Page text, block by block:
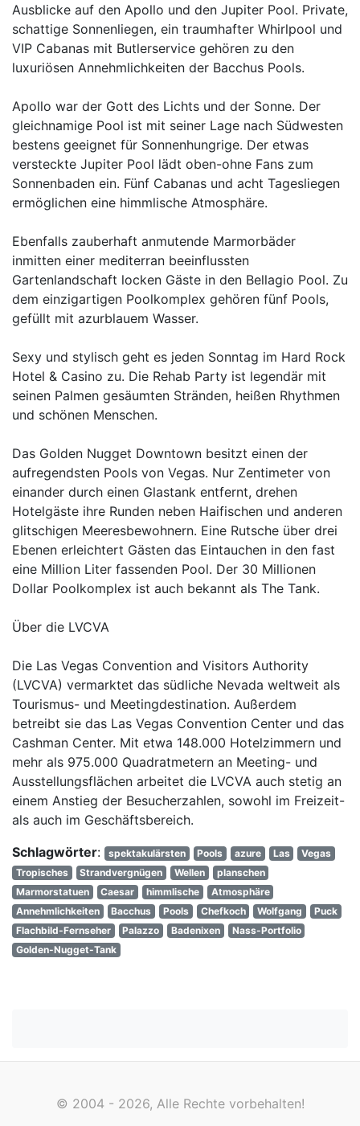
Ausblicke auf den Apollo und den Jupiter Pool. Private,
schattige Sonnenliegen, ein traumhafter Whirlpool und
VIP Cabanas mit Butlerservice gehören zu den
luxuriösen Annehmlichkeiten der Bacchus Pools.
Apollo war der Gott des Lichts und der Sonne. Der
gleichnamige Pool ist mit seiner Lage nach Südwesten
bestens geeignet für Sonnenhungrige. Der etwas
versteckte Jupiter Pool lädt oben-ohne Fans zum
Sonnenbaden ein. Fünf Cabanas und acht Tagesliegen
ermöglichen eine himmlische Atmosphäre.
Ebenfalls zauberhaft anmutende Marmorbäder
inmitten einer mediterran beeinflussten
Gartenlandschaft locken Gäste in den Bellagio Pool. Zu
dem einzigartigen Poolkomplex gehören fünf Pools,
gefüllt mit azurblauem Wasser.
Sexy und stylisch geht es jeden Sonntag im Hard Rock
Hotel & Casino zu. Die Rehab Party ist legendär mit
seinen Palmen gesäumten Stränden, heißen Rhythmen
und schönen Menschen.
Das Golden Nugget Downtown besitzt einen der
aufregendsten Pools von Vegas. Nur Zentimeter von
einander durch einen Glastank entfernt, drehen
Hotelgäste ihre Runden neben Haifischen und anderen
glitschigen Meeresbewohnern. Eine Rutsche über drei
Ebenen erleichtert Gästen das Eintauchen in den fast
eine Million Liter fassenden Pool. Der 30 Millionen
Dollar Poolkomplex ist auch bekannt als The Tank.
Über die LVCVA
Die Las Vegas Convention and Visitors Authority
(LVCVA) vermarktet das südliche Nevada weltweit als
Tourismus- und Meetingdestination. Außerdem
betreibt sie das Las Vegas Convention Center und das
Cashman Center. Mit etwa 148.000 Hotelzimmern und
mehr als 975.000 Quadratmetern an Meeting- und
Ausstellungsflächen arbeitet die LVCVA auch stetig an
einem Anstieg der Besucherzahlen, sowohl im Freizeit-
als auch im Geschäftsbereich.
Schlagwörter: spektakulärsten Pools azure Las
Vegas
Tropisches
Strandvergnügen Wellen
planschen
Marmorstatuen
Caesar himmlische
Atmosphäre
Annehmlichkeiten
Bacchus Pools Chefkoch Wolfgang
Puck
Flachbild-Fernseher
Palazzo Badenixen
Nass-Portfolio
Golden-Nugget-Tank
© 2004 - 2026, Alle Rechte vorbehalten!